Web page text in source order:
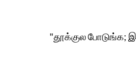
"தூக்குல போடுங்க;